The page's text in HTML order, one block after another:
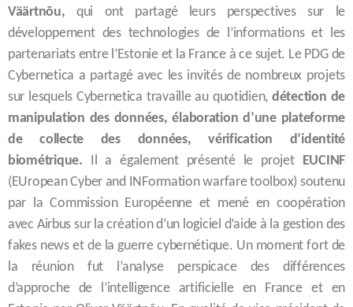
Väärtnõu, qui ont partagé leurs perspectives sur le
développement des technologies de l’informations et les
partenariats entre l’Estonie et la France à ce sujet. Le PDG de
Cybernetica a partagé avec les invités de nombreux projets
sur lesquels Cybernetica travaille au quotidien,détection de
manipulation des données, élaboration d’une plateforme
de collecte des données, vérification d’identité
biométrique. Il a également présenté le projet EUCINF
(EUropean Cyber and INFormation warfare toolbox) soutenu
par la Commission Européenne et mené en coopération
avec Airbus sur la création d’un logiciel d’aide à la gestion des
fakes news et de la guerre cybernétique. Un moment fort de
la réunion fut l’analyse perspicace des différences
d’approche de l’intelligence artificielle en France et en